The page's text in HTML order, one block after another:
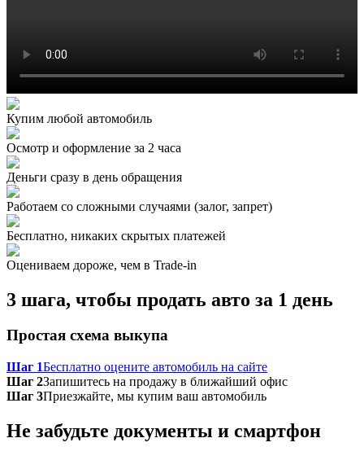
Купим любой автомобиль
Осмотр и оформление за 2 часа
Деньги сразу в день обращения
Работаем со сложными случаями (залог, запрет)
Бесплатно, никаких скрытых платежей
Оцениваем дороже, чем в Trade‑in
3 шага, чтобы продать авто за 1 день
Простая схема выкупа
Шаг 1Бесплатно оцените автомобиль на сайте
Шаг 2Запишитесь на продажу в ближайший офис
Шаг 3Приезжайте, мы купим ваш автомобиль
Не забудьте документы и смартфон